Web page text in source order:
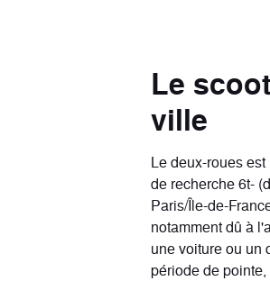
Le
ville
Le deux-roues
de recherche 6t-
Paris/Île-de-
notamment dû à
une voiture ou un
période de